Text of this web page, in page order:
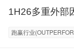
1H26多重外部
跑赢行业